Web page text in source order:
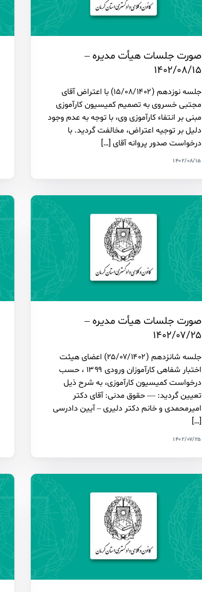
صورت جلسات هیأت مدیره –
۱۴۰۲/۰۸/۱۵
جلسه نوزدهم (۱۵/۰۸/۱۴۰۲) با اعتراض آقای
مجتبی خسروی به تصمیم کمیسیون کارآموزی
مبنی بر انتفاء کارآموزی وی، با توجه به عدم وجود
دلیل بر توجیه اعتراض، مخالفت گردید. با
درخواست صدور پروانه آقای […]
۱۴۰۲/۰۸/۱۵
صورت جلسات هیأت مدیره –
۱۴۰۲/۰۷/۲۵
جلسه شانزدهم (۲۵/۰۷/۱۴۰۲) اعضای هیئت
اختبار شفاهی کارآموزان ورودی ۱۳۹۹ ، حسب
درخواست کمیسیون کارآموزی، به شرح ذیل
تعیین گردید: — حقوق مدنی: آقای دکتر
امیرمحمدی و خانم دکتر دلیری – آیین دادرسی
[…]
۱۴۰۲/۰۷/۲۵